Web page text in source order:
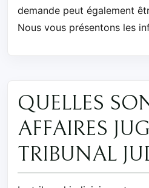
demande peut également
Nous vous présentons les
QUELLES
AFFAIRES
TRIBUNAL